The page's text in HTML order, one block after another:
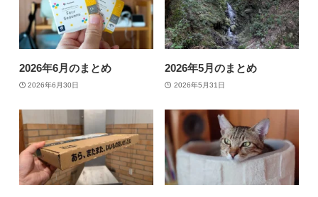
2026年6月のまとめ
2026年6月30日
2026年5月のまとめ
2026年5月31日